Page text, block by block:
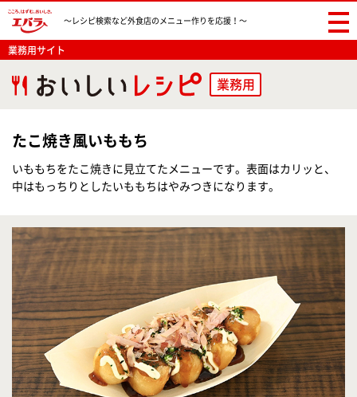
〜レシピ検索など外食店のメニュー作りを応援！〜
業務用サイト
業務用
たこ焼き風いももち
いももちをたこ焼きに見立てたメニューです。表面はカリッと、
中はもっちりとしたいももちはやみつきになります。